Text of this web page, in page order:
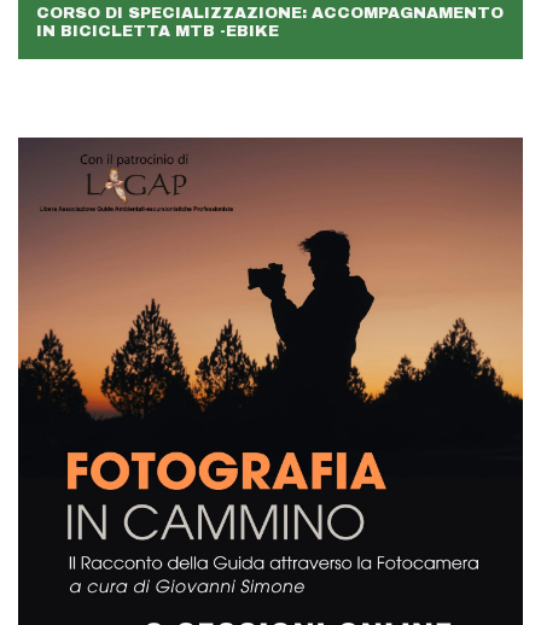
CORSO DI SPECIALIZZAZIONE: ACCOMPAGNAMENTO
IN BICICLETTA MTB -EBIKE